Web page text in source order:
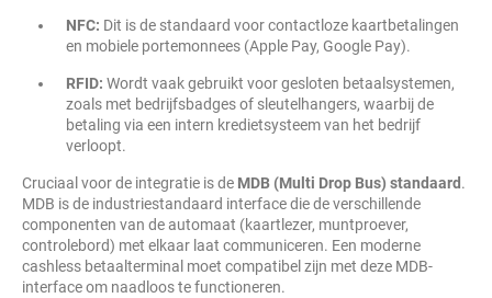
NFC: Dit is de standaard voor contactloze kaartbetalingen
en mobiele portemonnees (Apple Pay, Google Pay).
RFID: Wordt vaak gebruikt voor gesloten betaalsystemen,
zoals met bedrijfsbadges of sleutelhangers, waarbij de
betaling via een intern kredietsysteem van het bedrijf
verloopt.
Cruciaal voor de integratie is de MDB (Multi Drop Bus) standaard.
MDB is de industriestandaard interface die de verschillende
componenten van de automaat (kaartlezer, muntproever,
controlebord) met elkaar laat communiceren. Een moderne
cashless betaalterminal moet compatibel zijn met deze MDB-
interface om naadloos te functioneren.